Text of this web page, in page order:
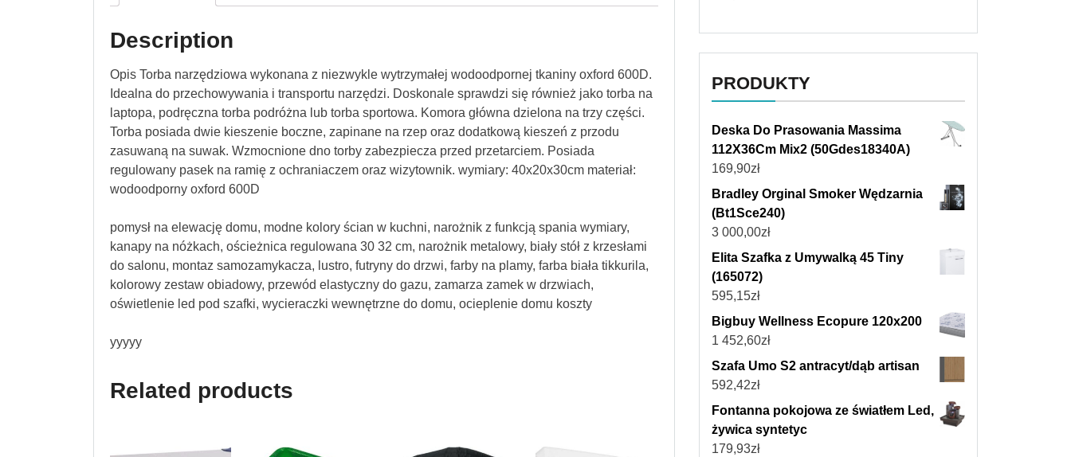
Description
Opis Torba narzędziowa wykonana z niezwykle wytrzymałej wodoodpornej tkaniny oxford 600D.
Idealna do przechowywania i transportu narzędzi. Doskonale sprawdzi się również jako torba na
laptopa, podręczna torba podróżna lub torba sportowa. Komora główna dzielona na trzy części.
Torba posiada dwie kieszenie boczne, zapinane na rzep oraz dodatkową kieszeń z przodu
zasuwaną na suwak. Wzmocnione dno torby zabezpiecza przed przetarciem. Posiada
regulowany pasek na ramię z ochraniaczem oraz wizytownik. wymiary: 40x20x30cm materiał:
wodoodporny oxford 600D
pomysł na elewację domu, modne kolory ścian w kuchni, narożnik z funkcją spania wymiary,
kanapy na nóżkach, ościeżnica regulowana 30 32 cm, narożnik metalowy, biały stół z krzesłami
do salonu, montaz samozamykacza, lustro, futryny do drzwi, farby na plamy, farba biała tikkurila,
kolorowy zestaw obiadowy, przewód elastyczny do gazu, zamarza zamek w drzwiach,
oświetlenie led pod szafki, wycieraczki wewnętrzne do domu, ocieplenie domu koszty
yyyyy
Related products
PRODUKTY
Deska Do Prasowania Massima
112X36Cm Mix2 (50Gdes18340A)
169,90zł
Bradley Orginal Smoker Wędzarnia
(Bt1Sce240)
3 000,00zł
Elita Szafka z Umywalką 45 Tiny
(165072)
595,15zł
Bigbuy Wellness Ecopure 120x200
1 452,60zł
Szafa Umo S2 antracyt/dąb artisan
592,42zł
Fontanna pokojowa ze światłem Led,
żywica syntetyc
179,93zł